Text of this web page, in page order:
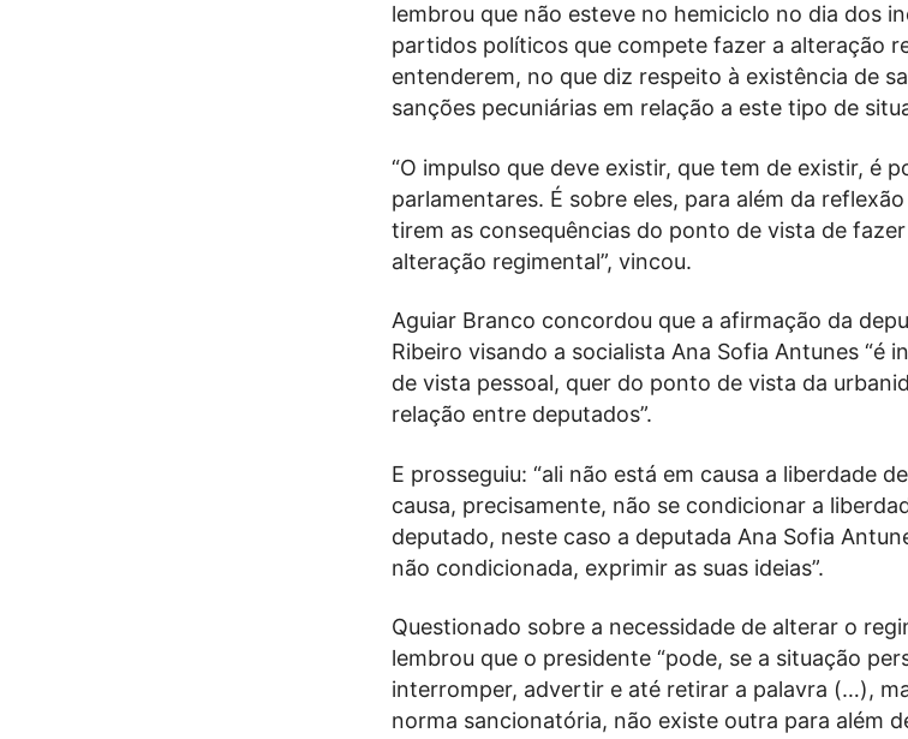
lembrou que não esteve no hemiciclo no dia dos
partidos políticos que compete fazer a alteração
entenderem, no que diz respeito à existência de
sanções pecuniárias em relação a este tipo de
“O impulso que deve existir, que tem de existir, é
parlamentares. É sobre eles, para além da
tirem as consequências do ponto de vista de
alteração regimental”, vincou.
Aguiar Branco concordou que a afirmação da
Ribeiro visando a socialista Ana Sofia Antunes “é
de vista pessoal, quer do ponto de vista da
relação entre deputados”.
E prosseguiu: “ali não está em causa a liberdade
causa, precisamente, não se condicionar a
deputado, neste caso a deputada Ana Sofia
não condicionada, exprimir as suas ideias”.
Questionado sobre a necessidade de alterar o
lembrou que o presidente “pode, se a situação
interromper, advertir e até retirar a palavra (…),
norma sancionatória, não existe outra para além